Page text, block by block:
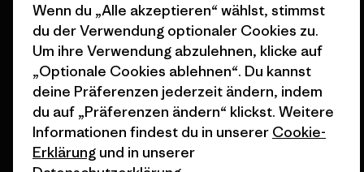
© 2026 Patagonia, Inc. All Rights Reserved.
Deutsch
Wenn du „Alle akzeptieren“ wählst, stimmst
du der Verwendung optionaler Cookies zu.
Um ihre Verwendung abzulehnen, klicke auf
„Optionale Cookies ablehnen“. Du kannst
deine Präferenzen jederzeit ändern, indem
du auf „Präferenzen ändern“ klickst. Weitere
Informationen findest du in unserer Cookie-
Erklärung und in unserer